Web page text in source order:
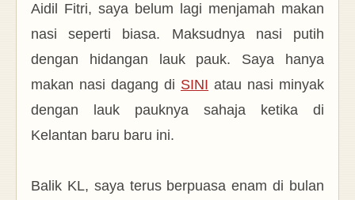
Aidil Fitri, saya belum lagi menjamah makan
nasi seperti biasa. Maksudnya nasi putih
dengan hidangan lauk pauk. Saya hanya
makan nasi dagang di SINI atau nasi minyak
dengan lauk pauknya sahaja ketika di
Kelantan baru baru ini.
Balik KL, saya terus berpuasa enam di bulan